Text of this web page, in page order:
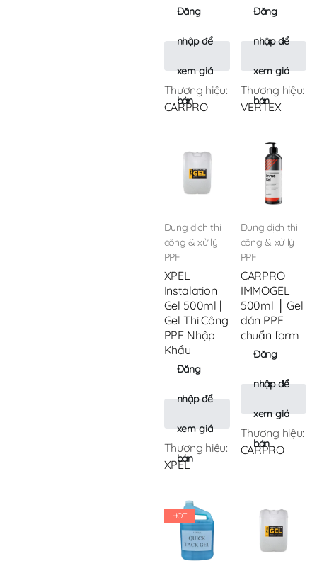
Đăng
nhập để
xem giá
bán
Thương hiệu:
CARPRO
Đăng
nhập để
xem giá
bán
Thương hiệu:
VERTEX
Dung dịch thi
công & xử lý
PPF
XPEL
Instalation
Gel 500ml |
Gel Thi Công
PPF Nhập
Khẩu
Đăng
nhập để
xem giá
bán
Thương hiệu:
XPEL
Dung dịch thi
công & xử lý
PPF
CARPRO
IMMOGEL
500ml │ Gel
dán PPF
chuẩn form
Đăng
nhập để
xem giá
bán
Thương hiệu:
CARPRO
HOT